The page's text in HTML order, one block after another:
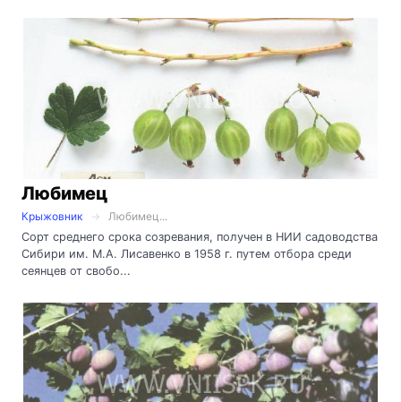
Любимец
Крыжовник
Любимец...
Сорт среднего срока созревания, получен в НИИ садоводства
Сибири им. М.А. Лисавенко в 1958 г. путем отбора среди
сеянцев от свобо...